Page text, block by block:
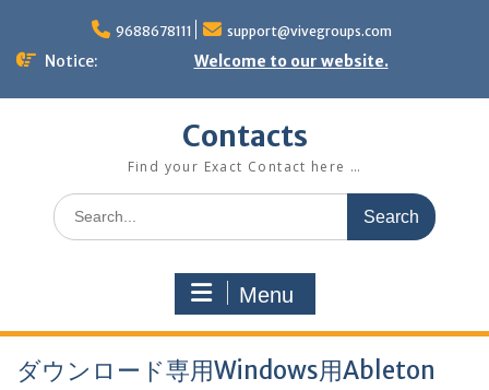
content
9688678111 support@vivegroups.com
Notice: Welcome to our website.
Contacts
Find your Exact Contact here …
Search
for:
Menu
ダウンロード専用Windows用Ableton